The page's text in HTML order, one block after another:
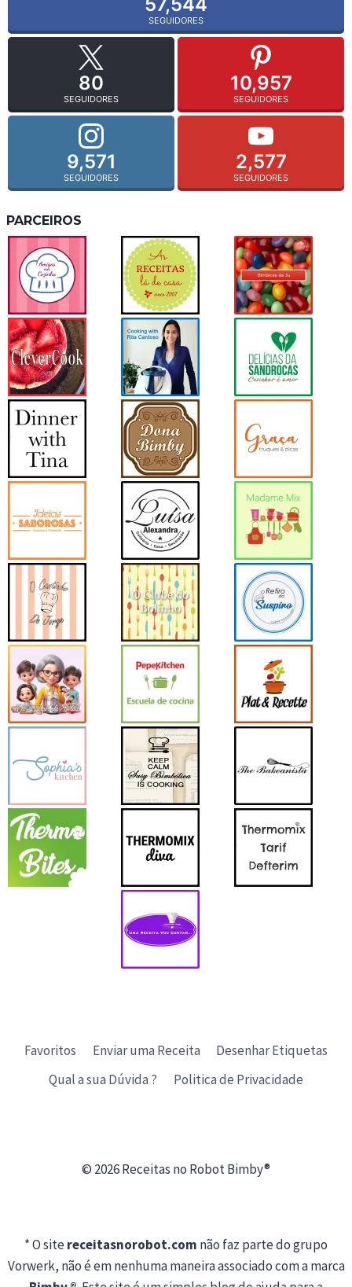
SEGUIDORES
80
SEGUIDORES
10,957
SEGUIDORES
9,571
SEGUIDORES
2,577
SEGUIDORES
PARCEIROS
Favoritos Enviar uma Receita
Desenhar Etiquetas
Qual a sua Dúvida ?
Politica de Privacidade
© 2026 Receitas no Robot Bimby®
* O sitereceitasnorobot.com não faz parte do grupo
Vorwerk, não é em nenhuma maneira associado com a marca